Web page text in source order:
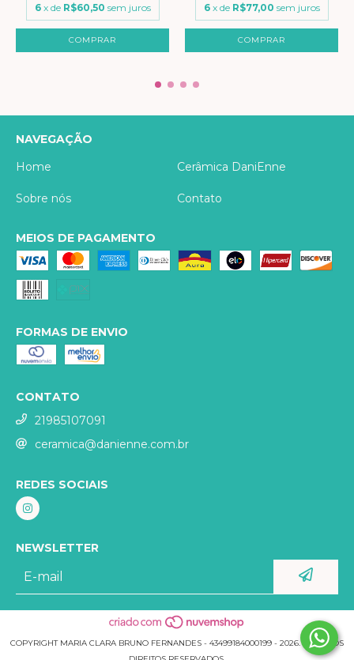
6 x de R$60,50 sem juros 6 x de R$77,00 sem juros
NAVEGAÇÃO
Home
Cerâmica DaniEnne
Sobre nós Contato
MEIOS DE PAGAMENTO
FORMAS DE ENVIO
CONTATO
21985107091
ceramica@danienne.com.br
REDES SOCIAIS
NEWSLETTER
COPYRIGHT MARIA CLARA BRUNO FERNANDES - 43499184000199 - 2026. TODOS OS